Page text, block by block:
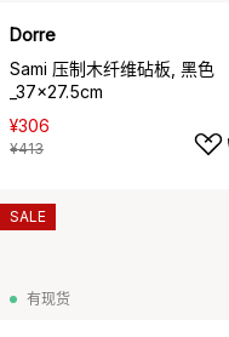
Dorre
Sami 压制木纤维砧板, 黑色
_37x27.5cm
¥306
¥413
有现货
SALE